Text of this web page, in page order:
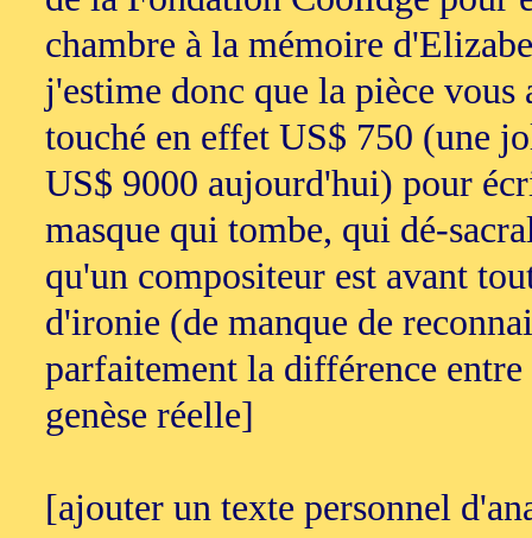
chambre à la mémoire
j'estime donc que la pièce
touché en effet US$ 750 (une
US$ 9000 aujourd'hui) pour
masque qui tombe, qui dé-
qu'un compositeur est avant
d'ironie (de manque de
parfaitement la différence
genèse réelle]
[ajouter un texte personnel